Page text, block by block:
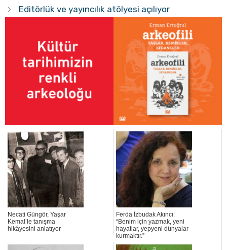
Editörlük ve yayıncılık atölyesi açılıyor
Necati Güngör, Yaşar
Kemal’le tanışma
hikâyesini anlatıyor
Ferda İzbudak Akıncı:
“Benim için yazmak, yeni
hayatlar, yepyeni dünyalar
kurmaktır.”